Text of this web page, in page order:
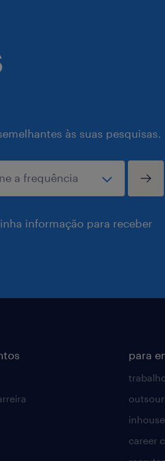
às suas pesquisas.
informação para receber
para
career